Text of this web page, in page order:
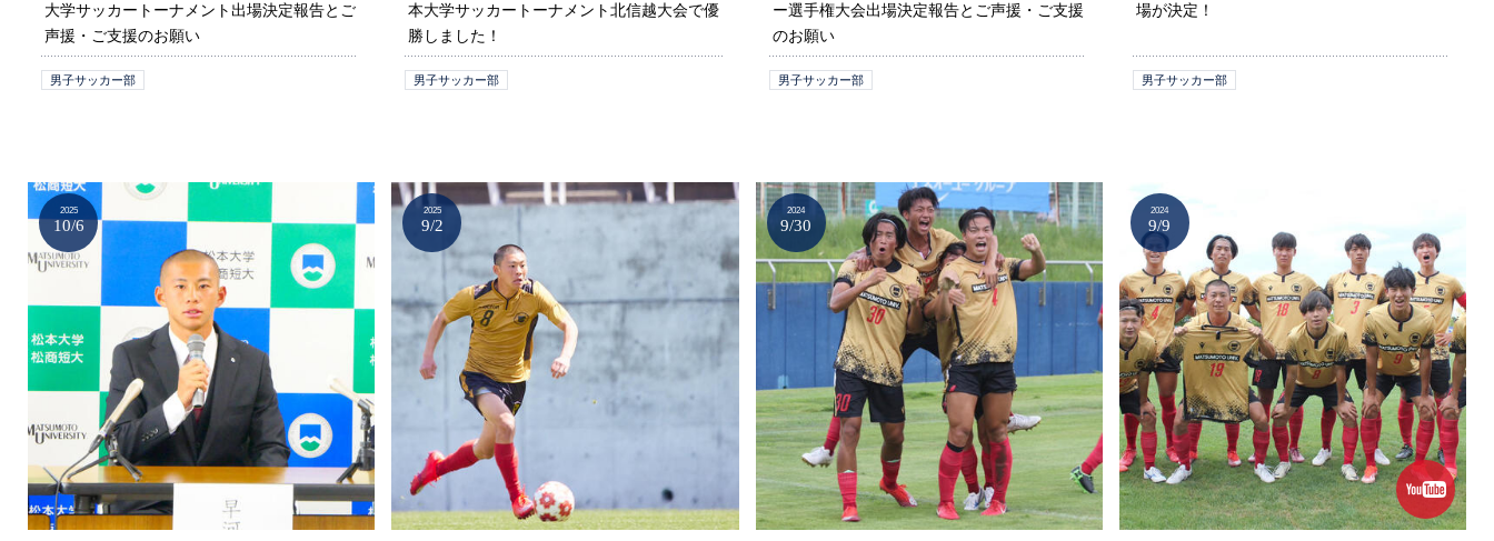
大学サッカートーナメント出場決定報告とご
声援・ご支援のお願い
男子サッカー部
本大学サッカートーナメント北信越大会で優
勝しました！
男子サッカー部
ー選手権大会出場決定報告とご声援・ご支援
のお願い
男子サッカー部
場が決定！
男子サッカー部
2025
10/6
2025
9/2
2024
9/30
2024
9/9